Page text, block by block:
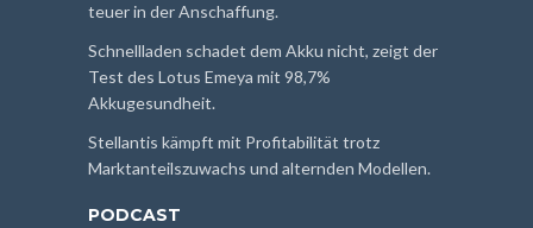
teuer in der Anschaffung.
Schnellladen schadet dem Akku nicht, zeigt der
Test des Lotus Emeya mit 98,7%
Akkugesundheit.
Stellantis kämpft mit Profitabilität trotz
Marktanteilszuwachs und alternden Modellen.
PODCAST